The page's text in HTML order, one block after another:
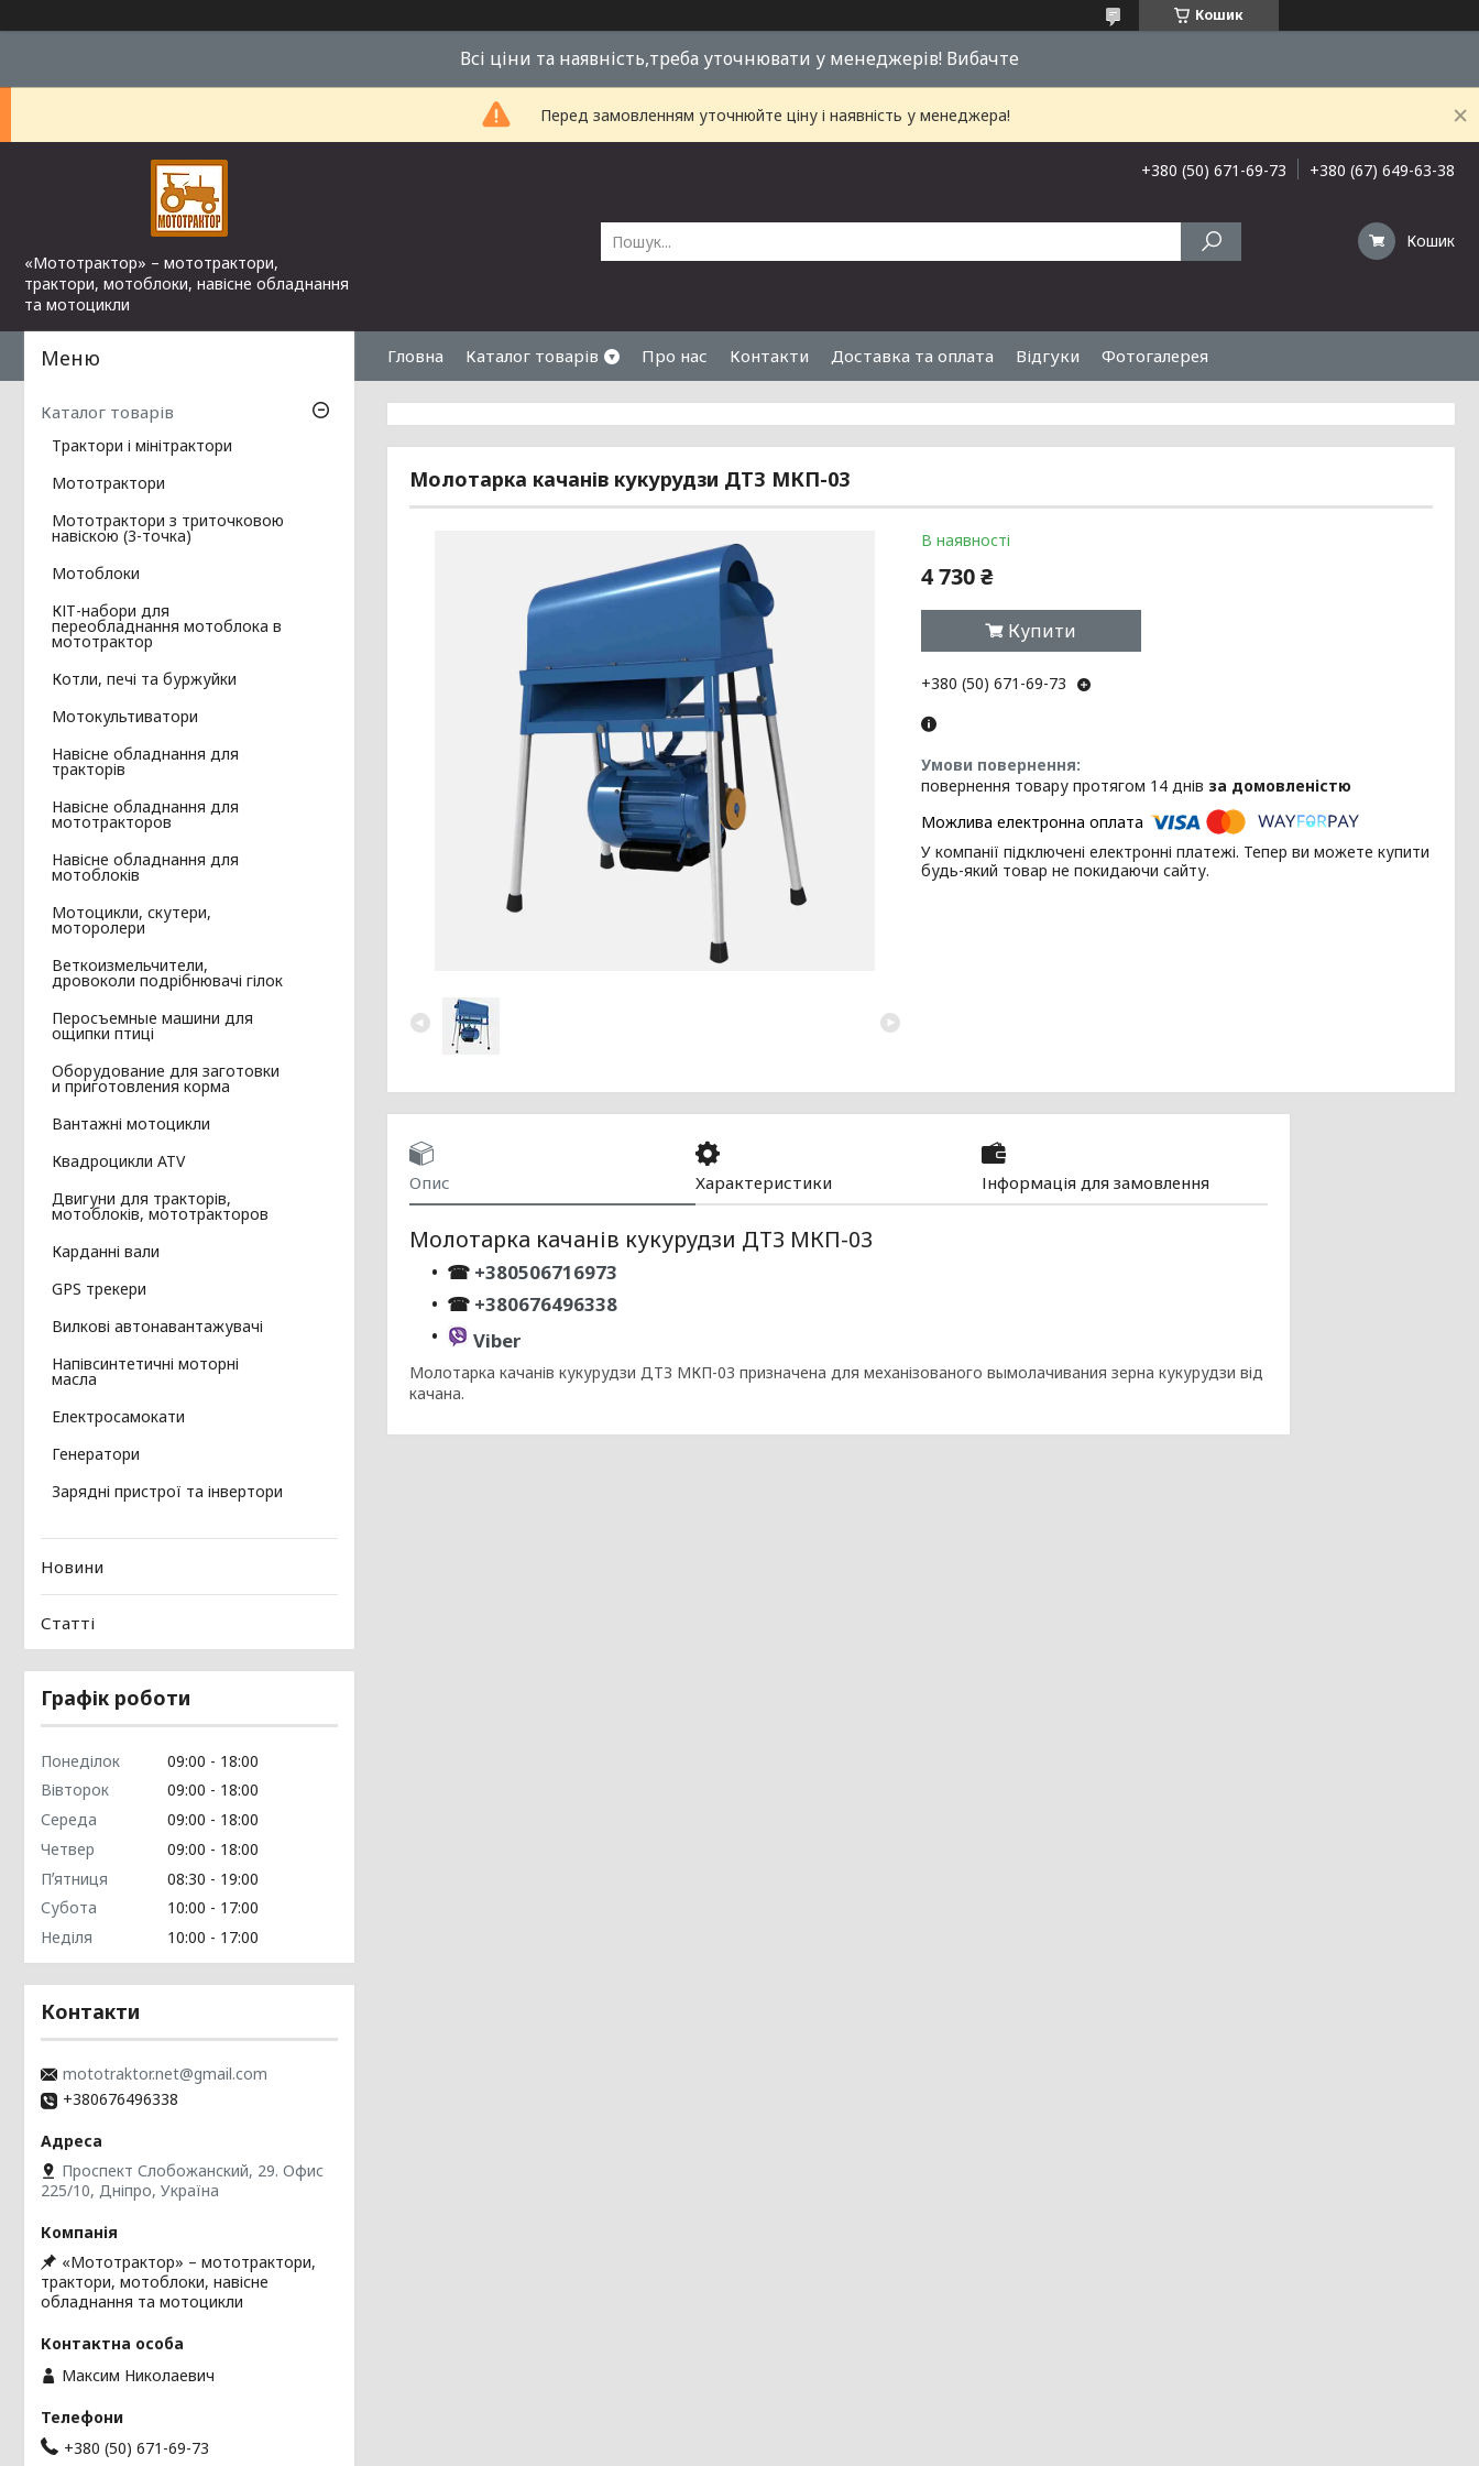
Кошик
Всі ціни та наявність,треба уточнювати у менеджерів! Вибачте
Перед замовленням уточнюйте ціну і наявність у менеджера!
«Мототрактор» – мототрактори,
трактори, мотоблоки, навісне обладнання
та мотоцикли
+380 (50) 671-69-73 +380 (67) 649-63-38
Кошик
Гловна Каталог товарів Про нас Контакти Доставка та оплата Відгуки Фотогалерея
Молотарка качанів кукурудзи ДТЗ МКП-03
В наявності
4 730 ₴
Купити
+380 (50) 671-69-73
повернення товару протягом 14 днів за домовленістю
У компанії підключені електронні платежі. Тепер ви можете купити
будь-який товар не покидаючи сайту.
Опис Характеристики Інформація для замовлення
Молотарка качанів кукурудзи ДТЗ МКП-03
☎ +380506716973
☎ +380676496338
Viber
Молотарка качанів кукурудзи ДТЗ МКП-03 призначена для механізованого вымолачивания зерна кукурудзи від
качана.
Каталог товарів
Трактори і мінітрактори
Мототрактори
Мототрактори з триточковою
навіскою (3-точка)
Мотоблоки
КІТ-набори для
переобладнання мотоблока в
мототрактор
Котли, печі та буржуйки
Мотокультиватори
Навісне обладнання для
тракторів
Навісне обладнання для
мототракторов
Навісне обладнання для
мотоблоків
Мотоцикли, скутери,
моторолери
Веткоизмельчители,
дровоколи подрібнювачі гілок
Перосъемные машини для
ощипки птиці
Оборудование для заготовки
и приготовления корма
Вантажні мотоцикли
Квадроцикли ATV
Двигуни для тракторів,
мотоблоків, мототракторов
Карданні вали
GPS трекери
Вилкові автонавантажувачі
Напівсинтетичні моторні
масла
Електросамокати
Генератори
Зарядні пристрої та інвертори
Новини
Статті
Графік роботи
Понеділок 09:00
18:00
Вівторок
09:00
18:00
Середа
09:00
18:00
Четвер
09:00
18:00
Пʼятниця
08:30
19:00
Субота
10:00
17:00
Неділя
10:00 17:00
Контакти
mototraktor.net@gmail.com
+380676496338
Проспект Слобожанский, 29. Офис
225/10, Дніпро, Україна
«Мототрактор» – мототрактори,
трактори, мотоблоки, навісне
обладнання та мотоцикли
Максим Николаевич
+380 (50) 671-69-73